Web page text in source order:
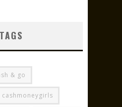
TAGS
& go
cashmoneygirls